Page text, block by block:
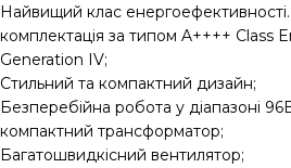
Найвищий клас
комплектація за типом A++++ Class
Generation IV;
Стильний та компактний дизайн;
Безперебійна робота у діапазоні
компактний трансформатор;
Багатошвидкісний вентилятор;